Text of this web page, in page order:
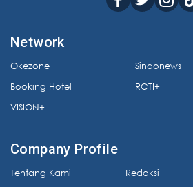
Network
Okezone
Booking Hotel
VISION+
Sindonews
RCTI+
Company Profile
Tentang Kami
Redaksi